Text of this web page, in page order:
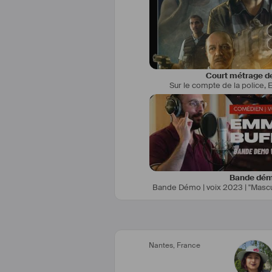
Court métrage
Sur le compte de la police,
Bande
Nantes, France
Je m'appelle leyla, j'ai
moment à
Je suis passionnée par le
m'enrichir dans cet art, afin de
Je voudrais aller à la
qu'ils puissent me
Je suis déjà passé dans une
figurante dans "capitaine
court métrage du nom de